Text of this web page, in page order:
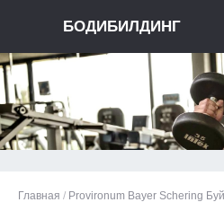
БОДИБИЛДИНГ
Главная / Provironum Bayer Schering